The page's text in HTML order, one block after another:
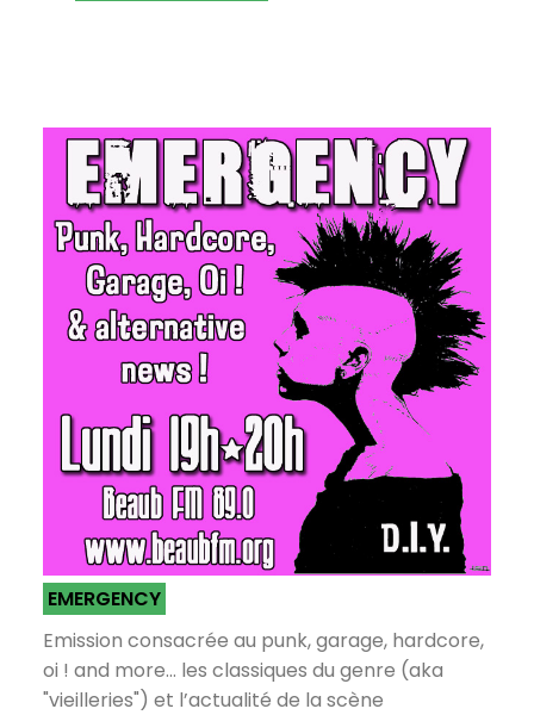
EMERGENCY
Emission consacrée au punk, garage, hardcore,
oi ! and more... les classiques du genre (aka
"vieilleries") et l’actualité de la scène